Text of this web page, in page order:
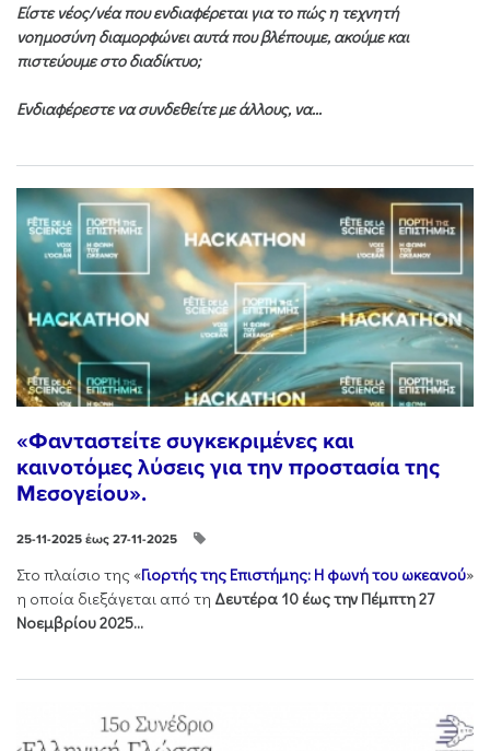
Είστε νέος/νέα που ενδιαφέρεται για το πώς η τεχνητή
νοημοσύνη διαμορφώνει αυτά που βλέπουμε, ακούμε και
πιστεύουμε στο διαδίκτυο;
Ενδιαφέρεστε να συνδεθείτε με άλλους, να...
«Φανταστείτε συγκεκριμένες και
καινοτόμες λύσεις για την προστασία της
Μεσογείου».
25-11-2025 έως 27-11-2025
Στo πλαίσιo της «Γιορτής της Επιστήμης: Η φωνή του ωκεανού»
η οποία διεξάγεται από τη Δευτέρα 10 έως την Πέμπτη 27
Νοεμβρίου 2025...